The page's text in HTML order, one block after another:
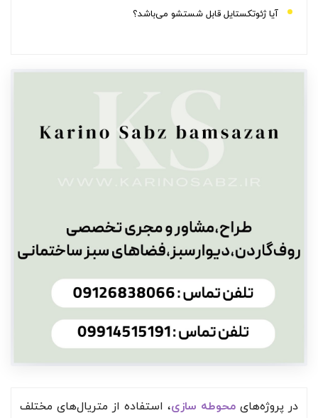
آیا ژئوتکستایل قابل شستشو می‌باشد؟
در پروژه‌های محوطه سازی، استفاده از متریال‌های مختلف